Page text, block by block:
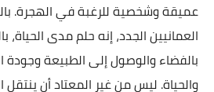
عميقة وشخصية للرغبة في الهجرة.
العمانيين الجدد، إنه حلم مدى الحياة،
بالفضاء والوصول إلى الطبيعة وجودة
والحياة. ليس من غير المعتاد أن ينتقل